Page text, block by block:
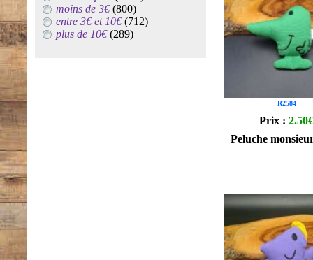
moins de 3€(800)
entre 3€ et 10€(712)
plus de 10€(289)
R2584
Prix : 2.50€
Peluche